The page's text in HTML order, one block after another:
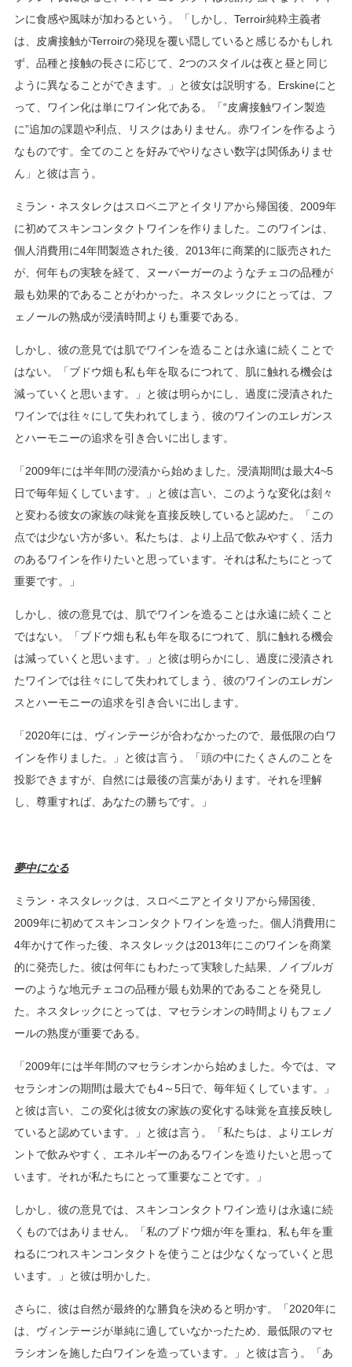
ンに食感や風味が加わるという。「しかし、Terroir純粋主義者
は、皮膚接触がTerroirの発現を覆い隠していると感じるかもしれ
ず、品種と接触の長さに応じて、2つのスタイルは夜と昼と同じ
ように異なることができます。」と彼女は説明する。Erskineにと
って、ワイン化は単にワイン化である。「“皮膚接触ワイン製造
に”追加の課題や利点、リスクはありません。赤ワインを作るよう
なものです。全てのことを好みでやりなさい数字は関係ありませ
ん」と彼は言う。
ミラン・ネスタレクはスロベニアとイタリアから帰国後、2009年
に初めてスキンコンタクトワインを作りました。このワインは、
個人消費用に4年間製造された後、2013年に商業的に販売された
が、何年もの実験を経て、ヌーバーガーのようなチェコの品種が
最も効果的であることがわかった。ネスタレックにとっては、フ
ェノールの熟成が浸漬時間よりも重要である。
しかし、彼の意見では肌でワインを造ることは永遠に続くことで
はない。「ブドウ畑も私も年を取るにつれて、肌に触れる機会は
減っていくと思います。」と彼は明らかにし、過度に浸漬された
ワインでは往々にして失われてしまう、彼のワインのエレガンス
とハーモニーの追求を引き合いに出します。
「2009年には半年間の浸漬から始めました。浸漬期間は最大4~5
日で毎年短くしています。」と彼は言い、このような変化は刻々
と変わる彼女の家族の味覚を直接反映していると認めた。「この
点では少ない方が多い。私たちは、より上品で飲みやすく、活力
のあるワインを作りたいと思っています。それは私たちにとって
重要です。」
しかし、彼の意見では、肌でワインを造ることは永遠に続くこと
ではない。「ブドウ畑も私も年を取るにつれて、肌に触れる機会
は減っていくと思います。」と彼は明らかにし、過度に浸漬され
たワインでは往々にして失われてしまう、彼のワインのエレガン
スとハーモニーの追求を引き合いに出します。
「2020年には、ヴィンテージが合わなかったので、最低限の白ワ
インを作りました。」と彼は言う。「頭の中にたくさんのことを
投影できますが、自然には最後の言葉があります。それを理解
し、尊重すれば、あなたの勝ちです。」
夢中になる
ミラン・ネスタレックは、スロベニアとイタリアから帰国後、
2009年に初めてスキンコンタクトワインを造った。個人消費用に
4年かけて作った後、ネスタレックは2013年にこのワインを商業
的に発売した。彼は何年にもわたって実験した結果、ノイブルガ
ーのような地元チェコの品種が最も効果的であることを発見し
た。ネスタレックにとっては、マセラシオンの時間よりもフェノ
ールの熟度が重要である。
「2009年には半年間のマセラシオンから始めました。今では、マ
セラシオンの期間は最大でも4～5日で、毎年短くしています。」
と彼は言い、この変化は彼女の家族の変化する味覚を直接反映し
ていると認めています。」と彼は言う。「私たちは、よりエレガ
ントで飲みやすく、エネルギーのあるワインを造りたいと思って
います。それが私たちにとって重要なことです。」
しかし、彼の意見では、スキンコンタクトワイン造りは永遠に続
くものではありません。「私のブドウ畑が年を重ね、私も年を重
ねるにつれスキンコンタクトを使うことは少なくなっていくと思
います。」と彼は明かした。
さらに、彼は自然が最終的な勝負を決めると明かす。「2020年に
は、ヴィンテージが単純に適していなかったため、最低限のマセ
ラシオンを施した白ワインを造っています。」と彼は言う。「あ